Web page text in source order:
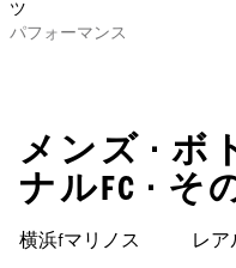
ツ
パフォーマンス
メンズ • ボ
ナルFC • そ
横浜fマリノス レア